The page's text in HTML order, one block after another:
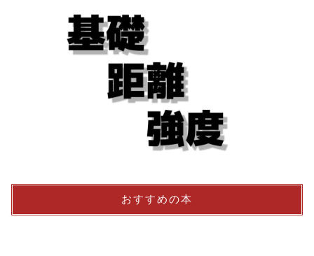
おすすめの本